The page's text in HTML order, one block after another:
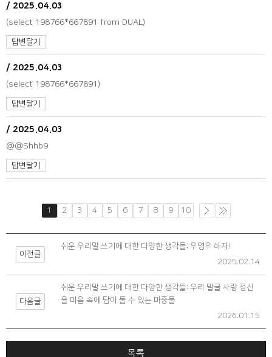
/ 2025.04.03
(select 198766*667891 from DUAL)
답변달기
/ 2025.04.03
(select 198766*667891)
답변달기
/ 2025.04.03
@@Shhb9
답변달기
1 2 3 4 5 6 7 8 9 10
이전글
쉬운 우리말 쓰기에 대한 다양한 생각들: 우영우 하자!
2025.02.14
다음글
쉬운 우리말 쓰기에 대한 다양한 생각들: 우리 말글 사랑 정신
을 마음 속에 담아 둘 수 있는 마중물
2026.01.15
목록